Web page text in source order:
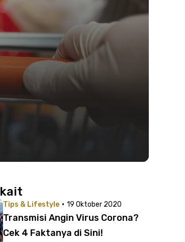
Tips & Lifestyle · 19 Oktober 2020
Transmisi Angin Virus Corona?
Cek 4 Faktanya di Sini!